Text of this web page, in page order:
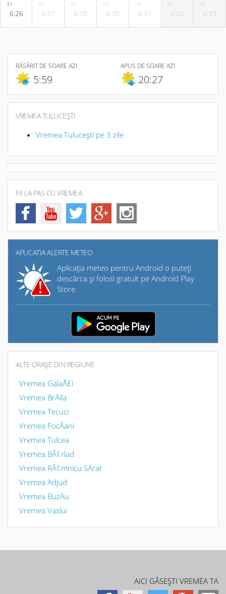
31
6:26
01
6:27
02
6:28
03
6:30
04
6:31
05
6:32
06
6:33
RĂSĂRIT DE SOARE AZI
5:59
APUS DE SOARE AZI
20:27
VREMEA TULUCEŞTI
Vremea Tuluceşti pe 3 zile
FII LA PAS CU VREMEA
APLICATIA ALERTE METEO
Aplicaţia meteo pentru Android o puteţi
descărca şi folosi gratuit pe Android Play
Store.
ALTE ORAŞE DIN REGIUNE
Vremea GalaÅ£i
Vremea BrÄila
Vremea Tecuci
Vremea FocÅani
Vremea Tulcea
Vremea BÃ¢rlad
Vremea RÃ¢mnicu SÄrat
Vremea Adjud
Vremea BuzÄu
Vremea Vaslui
AICI GĂSEŞTI VREMEA TA